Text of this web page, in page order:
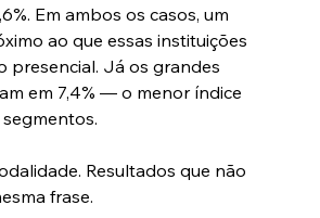
Em ambos os casos, um
ao que essas instituições
presencial. Já os grandes
em 7,4% — o menor índice
Resultados que não
frase.